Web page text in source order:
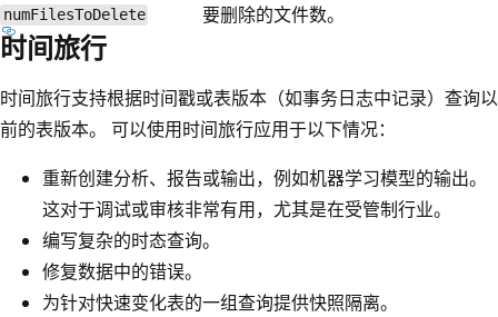
numFilesToDelete 要删除的文件数。
时间旅行
时间旅行支持根据时间戳或表版本（如事务日志中记录）查询以
前的表版本。 可以使用时间旅行应用于以下情况：
重新创建分析、报告或输出，例如机器学习模型的输出。
这对于调试或审核非常有用，尤其是在受管制行业。
编写复杂的时态查询。
修复数据中的错误。
为针对快速变化表的一组查询提供快照隔离。